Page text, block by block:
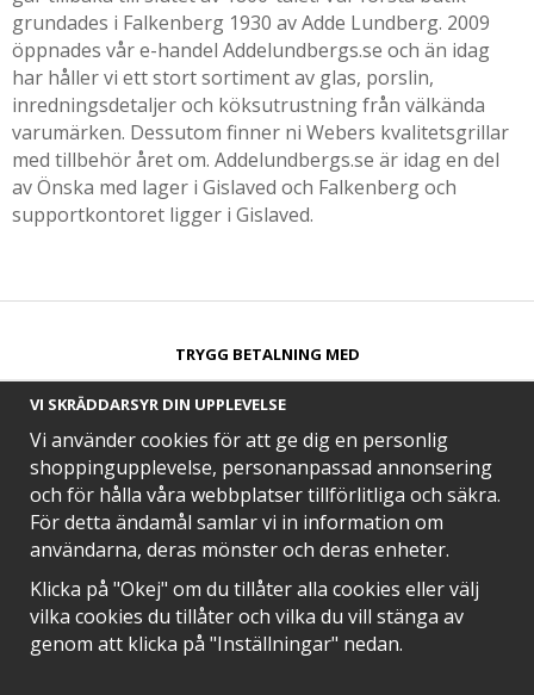
grundades i Falkenberg 1930 av Adde Lundberg. 2009
öppnades vår e-handel Addelundbergs.se och än idag
har håller vi ett stort sortiment av glas, porslin,
inredningsdetaljer och köksutrustning från välkända
varumärken. Dessutom finner ni Webers kvalitetsgrillar
med tillbehör året om. Addelundbergs.se är idag en del
av Önska med lager i Gislaved och Falkenberg och
supportkontoret ligger i Gislaved.
TRYGG BETALNING MED​
SNABB LEVERANS MED
EN DEL AV
VI SKRÄDDARSYR DIN UPPLEVELSE
Vi använder cookies för att ge dig en personlig
shoppingupplevelse, personanpassad annonsering
och för hålla våra webbplatser tillförlitliga och säkra.
För detta ändamål samlar vi in information om
användarna, deras mönster och deras enheter.
Klicka på "Okej" om du tillåter alla cookies eller välj
vilka cookies du tillåter och vilka du vill stänga av
genom att klicka på "Inställningar" nedan.